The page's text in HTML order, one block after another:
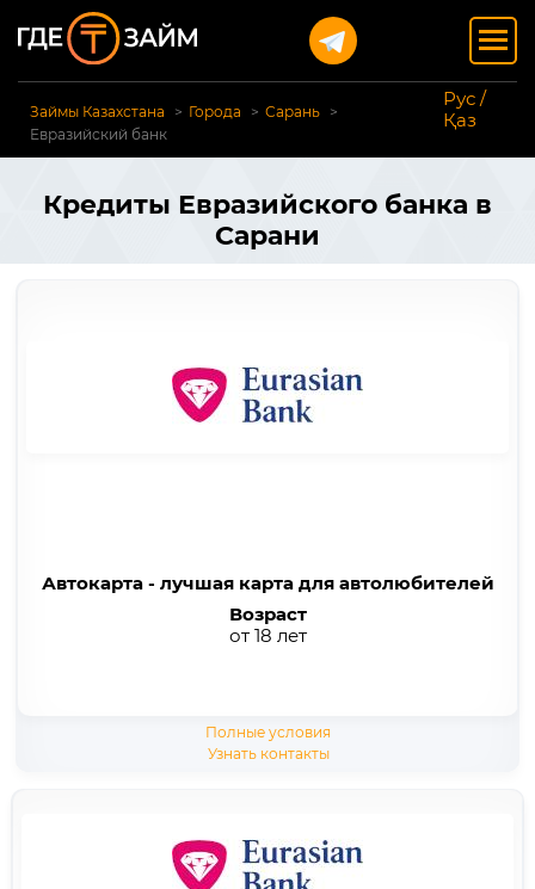
Займы Казахстана Города
Сарань
Евразийский банк
Рус /
Қаз
Кредиты Евразийского банка в
Сарани
Автокарта - лучшая карта для автолюбителей
Возраст
от 18 лет
Полные условия
Узнать контакты